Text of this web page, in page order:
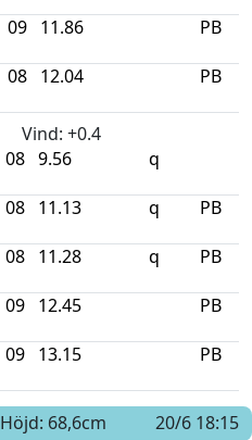
09 11.86 PB
08 12.04 PB
Vind: +0.4
08 9.56 q
08 11.13 q PB
08 11.28 q PB
09 12.45 PB
09 13.15 PB
Höjd: 68,6cm
20/6 18:15